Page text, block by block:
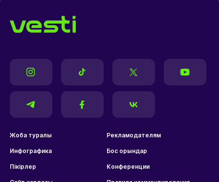
Жоба туралы Рекламодателям
Инфографика Бос орындар
Пікірлер Конференции